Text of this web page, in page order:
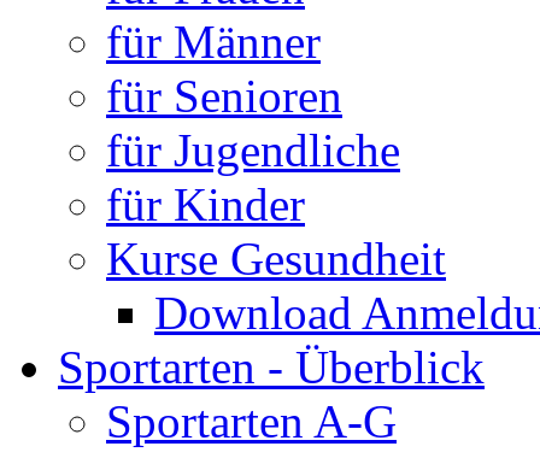
für Männer
für Senioren
für Jugendliche
für Kinder
Kurse Gesundheit
Download
Sportarten - Überblick
Sportarten A-G